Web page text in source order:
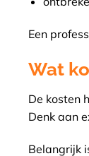
Een
Wat
De kosten
Denk aan
Belangrijk